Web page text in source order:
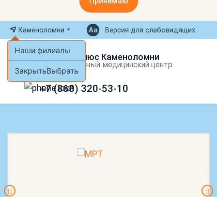
Каменоломни
Наши филиалы
ЗакрытьВыбрать
Версия для слабовидящих
МРТ Плюс Каменоломни
Экспертный медицинский центр
+7 (863) 320-53-10